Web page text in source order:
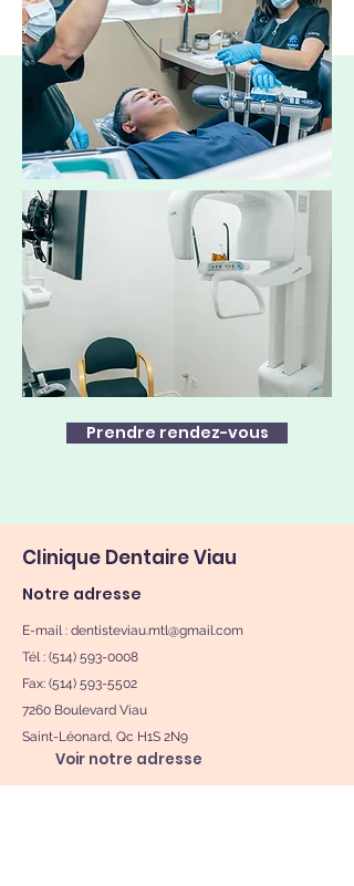
Prendre rendez-vous
Clinique Dentaire Viau
Notre adresse
E-mail : dentisteviau.mtl@gmail.com
Tél : (514) 593-0008
Fax: (514) 593-5502
7260 Boulevard Viau
Saint-Léonard, Qc H1S 2N9
Voir notre adresse